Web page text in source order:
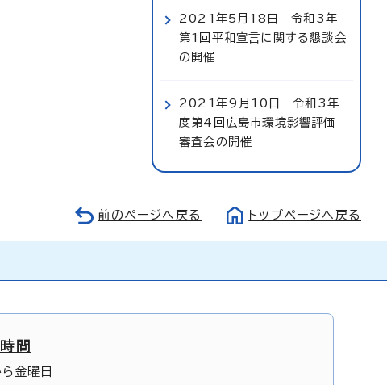
2021年5月18日 令和3年
第1回平和宣言に関する懇談会
の開催
2021年9月10日 令和3年
度第4回広島市環境影響評価
審査会の開催
前のページへ戻る トップページへ戻る
間
金曜日